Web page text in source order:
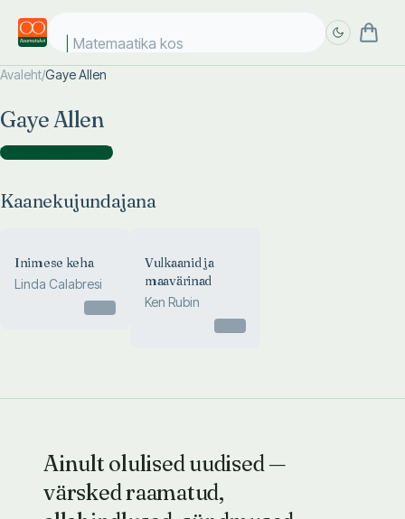
Matemaatika kosm
Avaleht/Gaye Allen
Gaye Allen
Kaanekujundajana )
Kaanekujundajana
Inimese keha
Linda Calabresi
Vulkaanid ja
maavärinad
Ken Rubin
Ainult olulised uudised —
värsked raamatud,